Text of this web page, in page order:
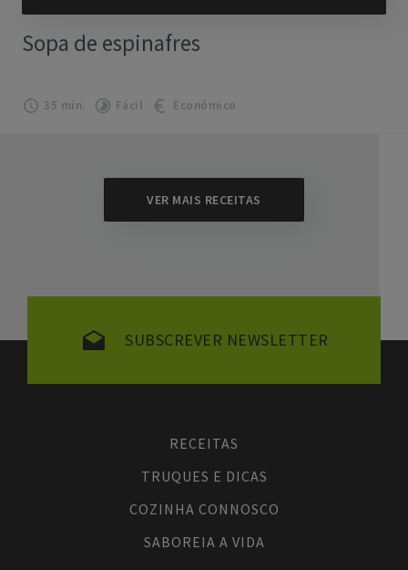
Sopa de espinafres
35 min. Fácil Económico
VER MAIS RECEITAS
SUBSCREVER NEWSLETTER
RECEITAS
TRUQUES E DICAS
COZINHA CONNOSCO
SABOREIA A VIDA